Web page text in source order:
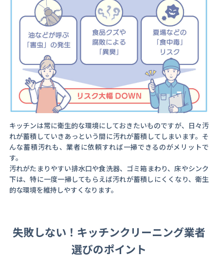
キッチンは常に衛生的な環境にしておきたいものですが、日々汚
れが蓄積していきあっという間に汚れが蓄積してしまいます。そ
んな蓄積汚れも、業者に依頼すれば一掃できるのがメリットで
す。
汚れがたまりやすい排水口や食洗器、ゴミ箱まわり、床やシンク
下は、特に一度一掃してもらえば汚れが蓄積しにくくなり、衛生
的な環境を維持しやすくなります。
失敗しない！キッチンクリーニング業者
選びのポイント